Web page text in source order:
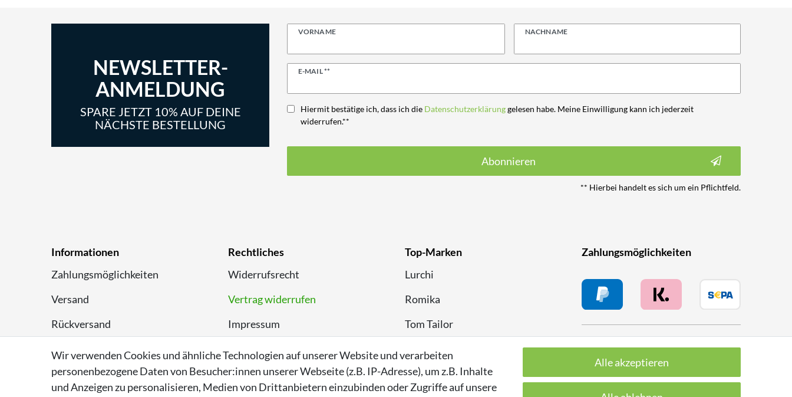
NEWSLETTER-
ANMELDUNG
SPARE JETZT 10% AUF DEINE
NÄCHSTE BESTELLUNG
VORNAME NACHNAME
E-MAIL **
Newsletter
Hiermit bestätige ich, dass ich die Daten­schutz­erklärunggelesen habe. Meine Einwilligung kann ich jederzeit
widerrufen.**
Abonnieren
** Hierbei handelt es sich um ein Pflichtfeld.
Informationen
Zahlungsmöglichkeiten
Versand
Rückversand
Entsorgungshinweise
Über Supremo Shoes
Rechtliches
Widerrufsrecht
Vertrag widerrufen
Impressum
Datenschutzerklärung
AGB
Top-Marken
Lurchi
Romika
Tom Tailor
Kappa
Zahlungsmöglichkeiten
Versanddienstleister
Wir verwenden Cookies und ähnliche Technologien auf unserer Website und verarbeiten
personenbezogene Daten von Besucher:innen unserer Webseite (z.B. IP-Adresse), um z.B. Inhalte
und Anzeigen zu personalisieren, Medien von Drittanbietern einzubinden oder Zugriffe auf unsere
Alle akzeptieren